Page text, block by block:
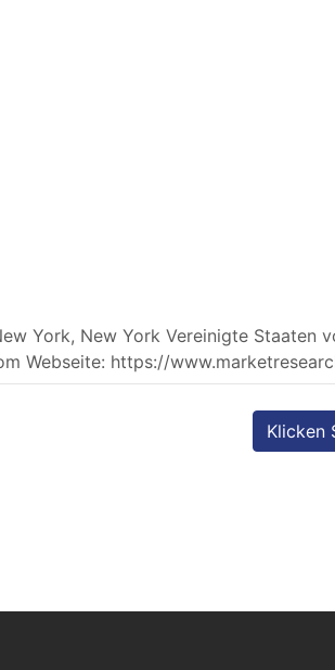
York, New York Vereinigte Staaten
Webseite: https://
Klicken